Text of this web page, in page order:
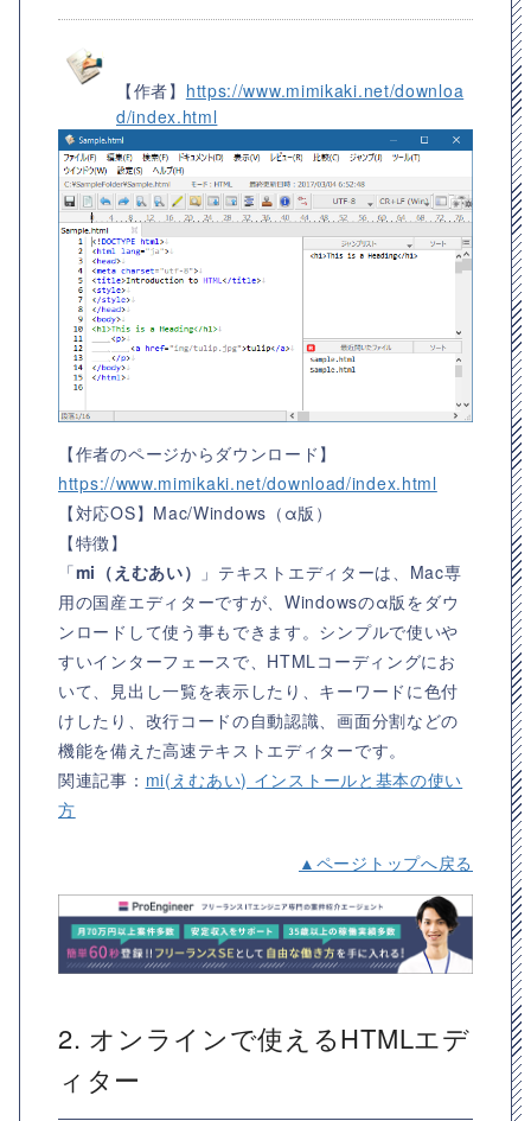
【作者】 https://www.mimikaki.net/downloa
d/index.html
【作者のページからダウンロード】
https://www.mimikaki.net/download/index.html
【対応OS】 Mac/Windows（α版）
【特徴】
「mi（えむあい）
」テキストエディターは、Mac専
用の国産エディターですが、Windowsのα版をダウ
ンロードして使う事もできます。シンプルで使いや
すいインターフェースで、HTMLコーディングにお
いて、見出し一覧を表示したり、キーワードに色付
けしたり、改行コードの自動認識、画面分割などの
機能を備えた高速テキストエディターです。
関連記事： mi(えむあい) インストールと基本の使い
方
▲ページトップへ戻る
2. オンラインで使えるHTMLエデ
ィター